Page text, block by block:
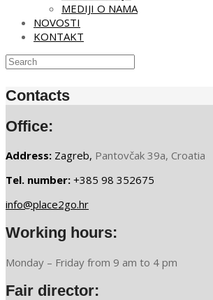
MEDIJI O NAMA
NOVOSTI
KONTAKT
to
content
Contacts
Office:
Address: Zagreb, Pantovčak 39a, Croatia
Tel. number: +385 98 352675
info@place2go.hr
Working hours:
Monday – Friday from 9 am to 4 pm
Fair director: